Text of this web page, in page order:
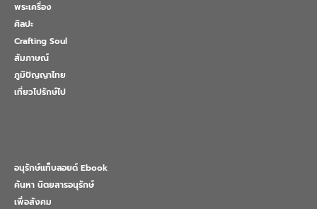
พระเครื่อง
ศิลปะ
Crafting Soul
สัมภาษณ์
ภูมิปัญญาไทย
เที่ยวไปรักษ์ไป
อนุรักษ์แท็บลอยด์ Ebook
ค้นหา นิตยสารอนุรักษ์
เพื่อสังคม